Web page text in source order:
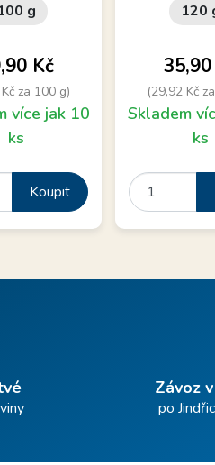
g
Kč
za 100 g)
více jak 10
ks
Koupit
120
Cena
(29,92 Kč
Skladem
ks
Závoz
po